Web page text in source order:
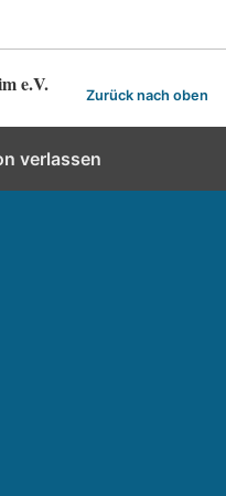
e.V. Zurück nach oben
verlassen